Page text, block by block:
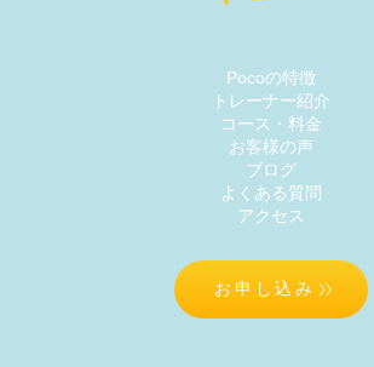
Pocoの特徴
トレーナー紹介
コース・料金
お客様の声
ブログ
よくある質問
アクセス
お申し込み